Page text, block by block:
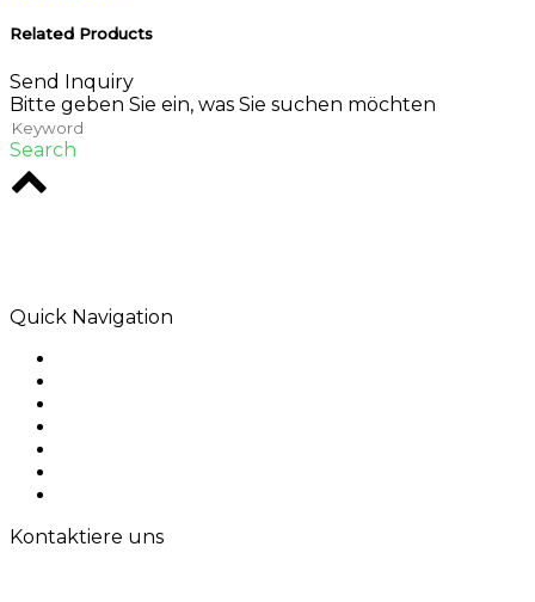
Related Products
Send Inquiry
Bitte geben Sie ein, was Sie suchen möchten
Search
Quick Navigation
Kontaktiere uns